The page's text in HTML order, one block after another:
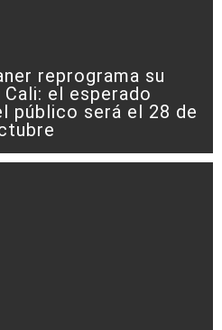
reprograma su
el esperado
público será el 28 de